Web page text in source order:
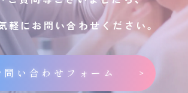
軽にお問い合わせください。
問い合わせフォーム